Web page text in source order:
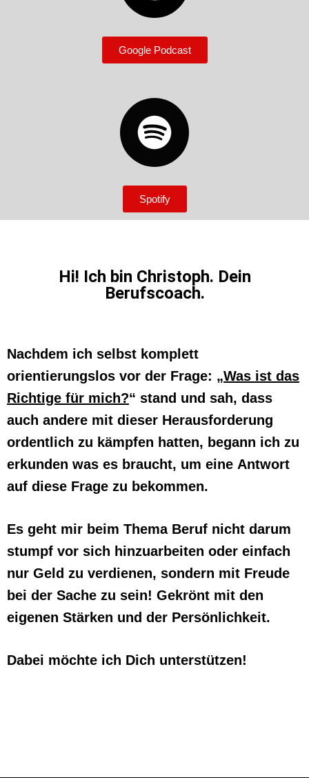
Google Podcast
Spotify
Hi! Ich bin Christoph. Dein
Berufscoach.
Nachdem ich selbst komplett
orientierungslos vor der Frage: „Was ist das
Richtige für mich?“ stand und sah, dass
auch andere mit dieser Herausforderung
ordentlich zu kämpfen hatten, begann ich zu
erkunden was es braucht, um eine Antwort
auf diese Frage zu bekommen.
Es geht mir beim Thema Beruf nicht darum
stumpf vor sich hinzuarbeiten oder einfach
nur Geld zu verdienen, sondern mit Freude
bei der Sache zu sein! Gekrönt mit den
eigenen Stärken und der Persönlichkeit.
Dabei möchte ich Dich unterstützen!